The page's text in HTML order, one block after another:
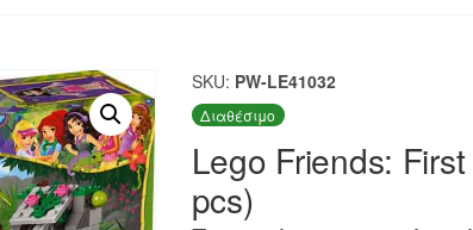
SKU: PW-LE41032
Διαθέσιμο
Lego Friends:
pcs)